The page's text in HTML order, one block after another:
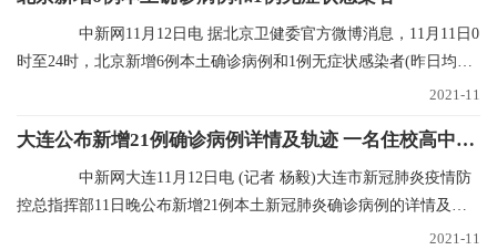
中新网11月12日电 据北京卫健委官方微博消息，11月11日0
时至24时，北京新增6例本土确诊病例和1例无症状感染者(昨日均已
2021-11
大连公布新增21例确诊病例详情及轨迹 一名住校高中生确诊
中新网大连11月12日电 (记者 杨毅)大连市新冠肺炎疫情防
控总指挥部11日晚公布新增21例本土新冠肺炎确诊病例的详情及行
2021-11